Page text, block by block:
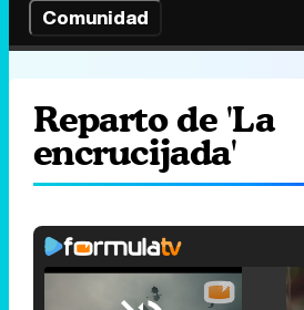
Comunidad
Reparto de 'La
encrucijada'